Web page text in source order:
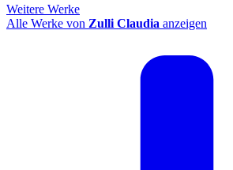
Weitere Werke
Alle Werke von Zulli Claudia anzeigen